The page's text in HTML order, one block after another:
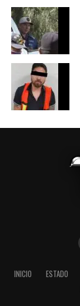
INICIO ESTADO